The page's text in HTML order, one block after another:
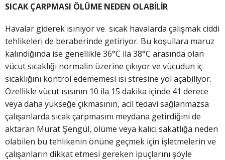
SICAK ÇARPMASI ÖLÜME NEDEN OLABİLİR
Havalar giderek ısınıyor ve sıcak havalarda çalışmak ciddi
tehlikeleri de beraberinde getiriyor. Bu koşullara maruz
kalındığında ise genellikle 36°C ila 38°C arasında olan
vücut sıcaklığı normalin üzerine çıkıyor ve vücudun iç
sıcaklığını kontrol edememesi ısı stresine yol açabiliyor.
Özellikle vücut ısısının 10 ila 15 dakika içinde 41 derece
veya daha yükseğe çıkmasının, acil tedavi sağlanmazsa
çalışanlarda sıcak çarpmasını meydana getirdiğini de
aktaran Murat Şengül, ölüme veya kalıcı sakatlığa neden
olabilen bu tehlikenin önüne geçmek için işletmelerin ve
çalışanların dikkat etmesi gereken ipuçlarını şöyle